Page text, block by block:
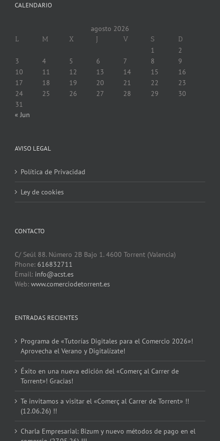
CALENDARIO
agosto 2026
L M X J V S D
1
2
3
4 5 6 7 8
9
10
11 12 13 14 15
16
17
18 19 20 21 22
23
24
25 26 27 28 29
30
31
« Jun
AVISO LEGAL
Política de Privacidad
Ley de cookies
CONTACTO
C/ Seúl 88. Número 2B Bajo 1. 4600 Torrent (Valencia)
Phone: 616832711
Email: info@acst.es
Web: www.comerciodetorrent.es
ENTRADAS RECIENTES
Programa de «Tutorías Digitales para el Comercio 2026»!
Aprovecha el Verano y Digitalízate!
Éxito en una nueva edición del «Comerç al Carrer de
Torrent»! Gracias!
Te invitamos a visitar el «Comerç al Carrer de Torrent» !!
(12.06.26) !!
Charla Empresarial: Bizum y nuevo métodos de pago en el